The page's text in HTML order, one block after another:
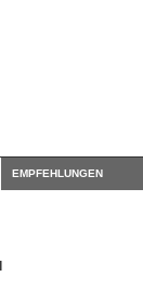
EMPFEHLUNGEN